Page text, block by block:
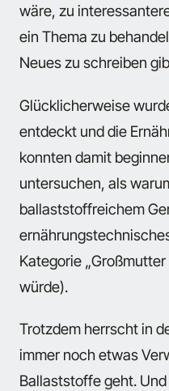
wäre, zu
ein Thema zu
Neues zu schreiben
Glücklicherweise
entdeckt und die
konnten damit
untersuchen, als
ballaststoffreichem
Kategorie
würde).
Trotzdem herrscht in
immer noch etwas
Ballaststoffe geht.